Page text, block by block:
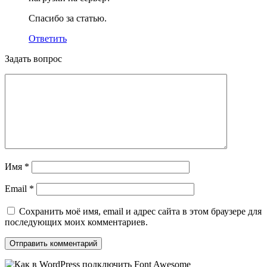
Спасибо за статью.
Ответить
Задать вопрос
Имя *
Email *
Сохранить моё имя, email и адрес сайта в этом браузере для
последующих моих комментариев.